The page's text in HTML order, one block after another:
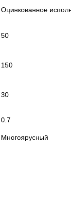
Оцинкованное
50
150
30
0.7
Многоярусный